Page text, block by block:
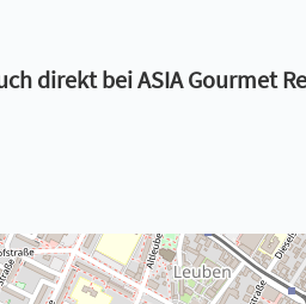
direkt bei ASIA Gourmet